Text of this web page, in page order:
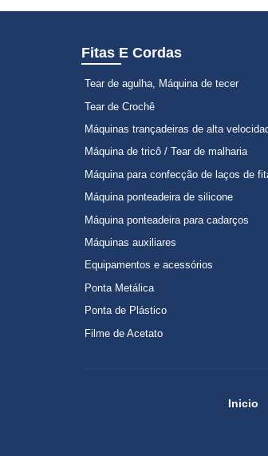
Fitas E Cordas
Tear de agulha, Máquina de tecer
Tear de Crochê
Máquinas trançadeiras de alta
Máquina de tricô / Tear de malharia
Máquina para confecção de laços de
Máquina ponteadeira de silicone
Máquina ponteadeira para cadarços
Máquinas auxiliares
Equipamentos e acessórios
Ponta Metálica
Ponta de Plástico
Filme de Acetato
Inicio